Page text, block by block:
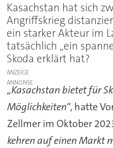
Kasachstan hat sich
Angriffskrieg
ein starker Akteur im
tatsächlich „ein
Skoda erklärt hat?
ANZEIGE
„Kasachstan bietet für
Möglichkeiten“, hatte
Zellmer im Oktober
kehren auf einen Markt